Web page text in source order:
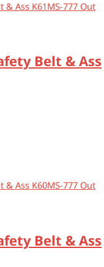
Out
Belt & Ass
Out
Belt & Ass